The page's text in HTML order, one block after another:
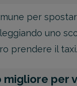
per
uno
prendere il taxi.
migliore per